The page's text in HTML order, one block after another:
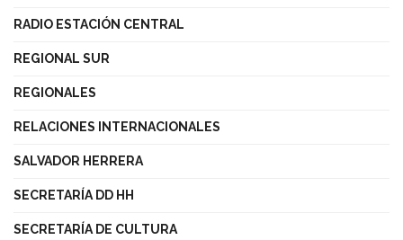
RADIO ESTACIÓN CENTRAL
REGIONAL SUR
REGIONALES
RELACIONES INTERNACIONALES
SALVADOR HERRERA
SECRETARÍA DD HH
SECRETARÍA DE CULTURA